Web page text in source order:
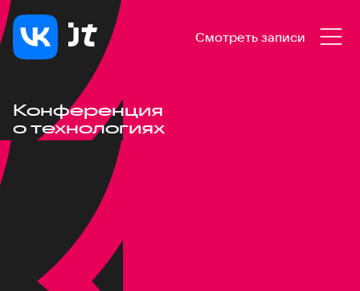
Смотреть записи
Конференция
о технологиях